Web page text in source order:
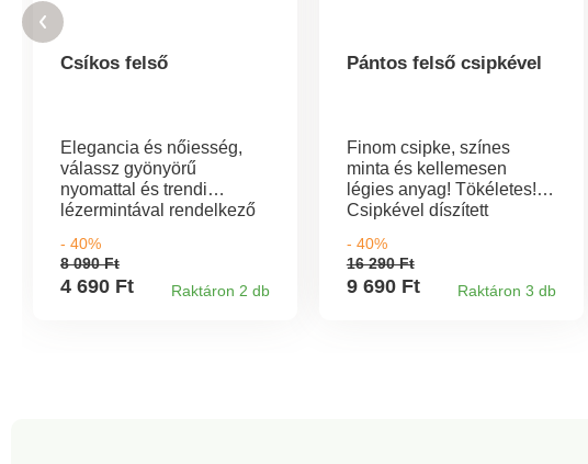
Csíkos felső
Elegancia és nőiesség,
válassz gyönyörű
nyomattal és trendi
lézermintával rendelkező
kivitelben, bájos
áttöréssel. Rövidujjú.
Egyenes alsó széle
- 40%
8 090 Ft
4 690 Ft Raktáron 2 db
Pántos felső csipkével
Finom csipke, színes
minta és kellemesen
légies anyag! Tökéletes!
Csipkével díszített
szegély. Hosszabb hátsó
rész.
- 40%
16 290 Ft
9 690 Ft Raktáron 3 db